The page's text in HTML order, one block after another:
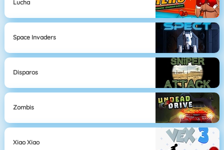
Lucha
Space Invaders
Disparos
Zombis
Xiao Xiao